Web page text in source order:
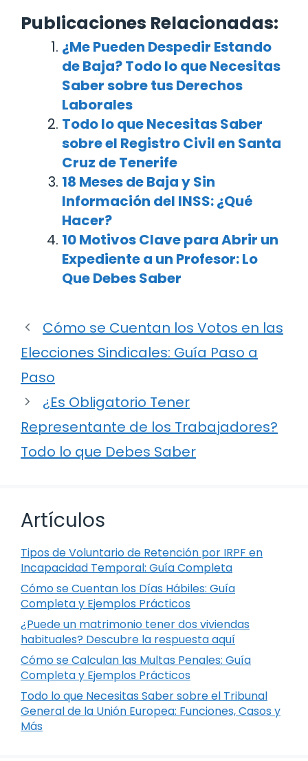
Publicaciones Relacionadas:
¿Me Pueden Despedir Estando
de Baja? Todo lo que Necesitas
Saber sobre tus Derechos
Laborales
Todo lo que Necesitas Saber
sobre el Registro Civil en Santa
Cruz de Tenerife
18 Meses de Baja y Sin
Información del INSS: ¿Qué
Hacer?
10 Motivos Clave para Abrir un
Expediente a un Profesor: Lo
Que Debes Saber
Cómo se Cuentan los Votos en las
Elecciones Sindicales: Guía Paso a
Paso
¿Es Obligatorio Tener
Representante de los Trabajadores?
Todo lo que Debes Saber
Artículos
Tipos de Voluntario de Retención por IRPF en
Incapacidad Temporal: Guía Completa
Cómo se Cuentan los Días Hábiles: Guía
Completa y Ejemplos Prácticos
¿Puede un matrimonio tener dos viviendas
habituales? Descubre la respuesta aquí
Cómo se Calculan las Multas Penales: Guía
Completa y Ejemplos Prácticos
Todo lo que Necesitas Saber sobre el Tribunal
General de la Unión Europea: Funciones, Casos y
Más